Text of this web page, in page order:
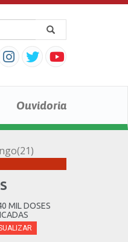
Ouvidoria
MIL DOSES